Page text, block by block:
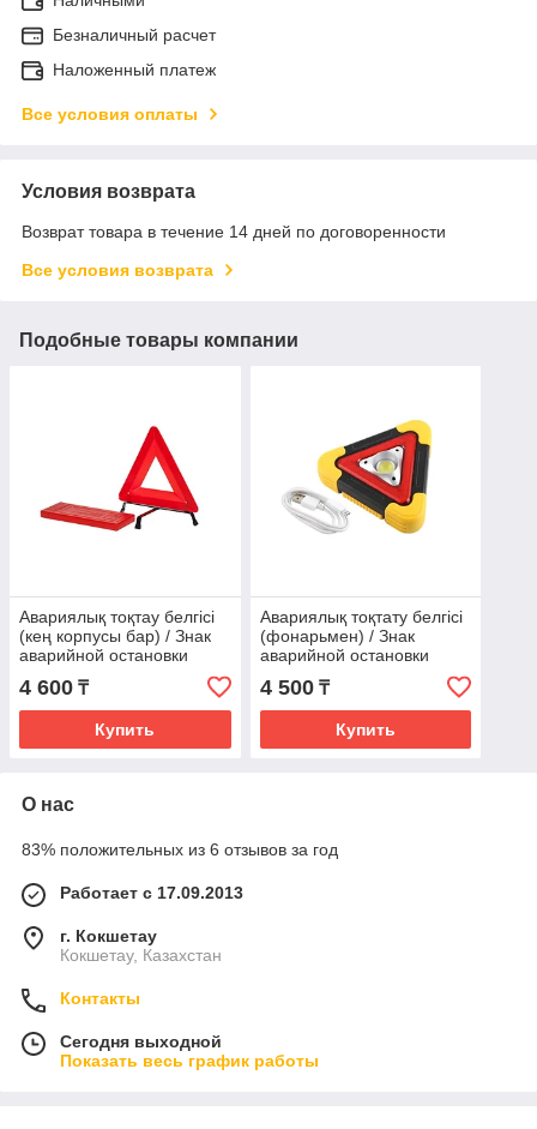
Безналичный расчет
Наложенный платеж
Все условия оплаты
Условия возврата
Возврат товара в течение 14 дней по договоренности
Все условия возврата
Подобные товары компании
Авариялық тоқтау белгісі
(кең корпусы бар) / Знак
аварийной остановки
AIRLINE AT04 (с широким
корпусом)
4 600 ₸
Купить
Авариялық тоқтату белгісі
(фонарьмен) / Знак
аварийной остановки
HERRY HB6608 (с
фонарём)
4 500₸
Купить
О нас
83% положительных из 6 отзывов за год
Работает с 17.09.2013
г. Кокшетау
Кокшетау, Казахстан
Контакты
Сегодня выходной
Показать весь график работы